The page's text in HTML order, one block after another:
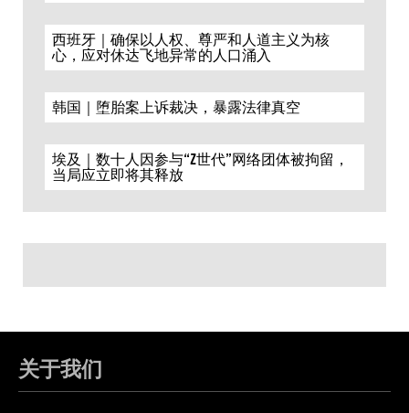
西班牙｜确保以人权、尊严和人道主义为核
心，应对休达飞地异常的人口涌入
韩国｜堕胎案上诉裁决，暴露法律真空
埃及｜数十人因参与“Z世代”网络团体被拘留，
当局应立即将其释放
关于我们